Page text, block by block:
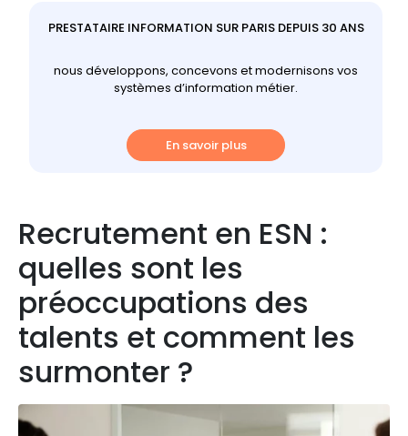
PRESTATAIRE INFORMATION SUR PARIS DEPUIS 30 ANS
nous développons, concevons et modernisons vos
systèmes d’information métier.
En savoir plus
Recrutement en ESN :
quelles sont les
préoccupations des
talents et comment les
surmonter ?